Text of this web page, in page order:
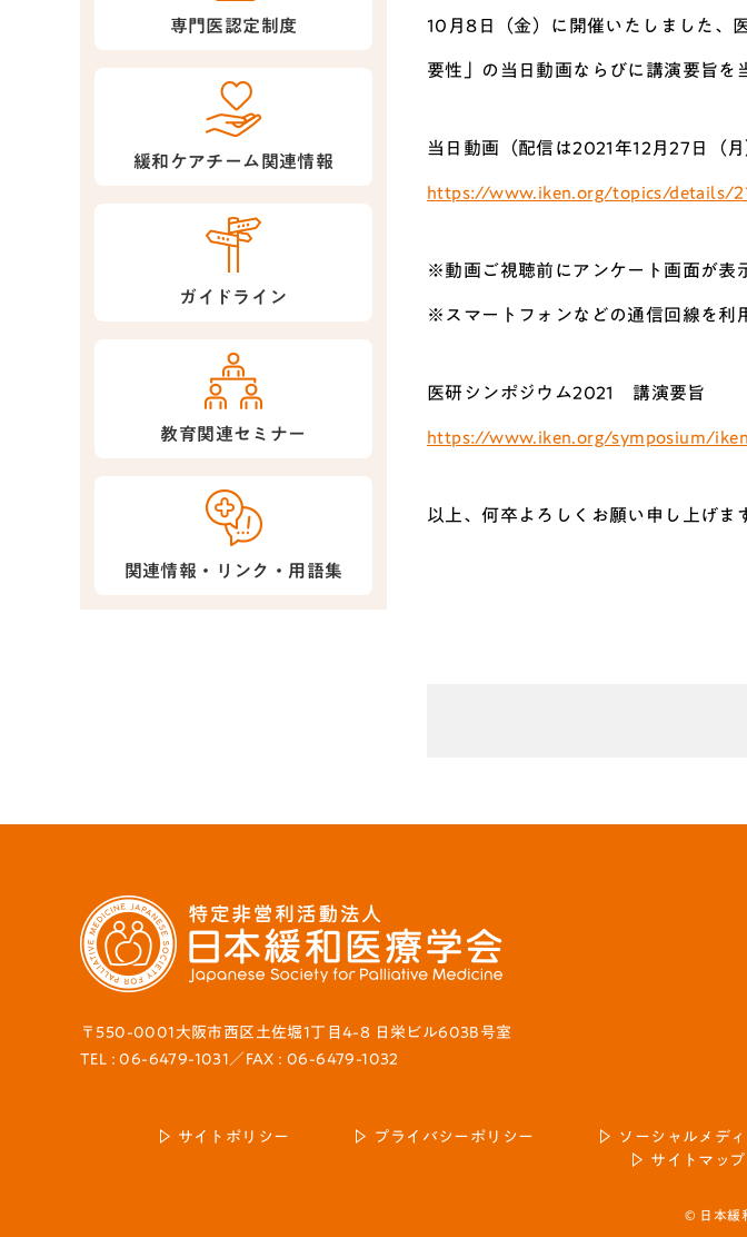
専門医認定制度
緩和ケアチーム関連情報
ガイドライン
教育関連セミナー
関連情報・リンク・用語集
10月8日（金）に開催いたしました、
要性」の当日動画ならびに講演要旨を
当日動画（配信は2021年12月27日（月
https://www.iken.org/topics/details/
※動画ご視聴前にアンケート画面が表
※スマートフォンなどの通信回線を利
医研シンポジウム2021 講演要旨
https://www.iken.org/symposium/
以上、何卒よろしくお願い申し上げま
〒550-0001大阪市西区土佐堀1丁目4-8 日栄ビル603B号室
TEL : 06-6479-1031／FAX : 06-6479-1032
サイトポリシー プライバシーポリシー ソーシャルメデ
サイトマップ
© 日本緩